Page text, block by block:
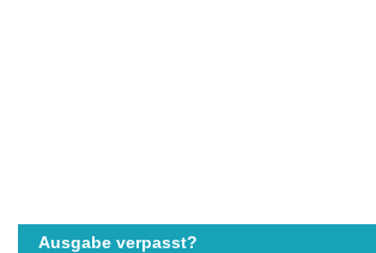
Ausgabe verpasst?